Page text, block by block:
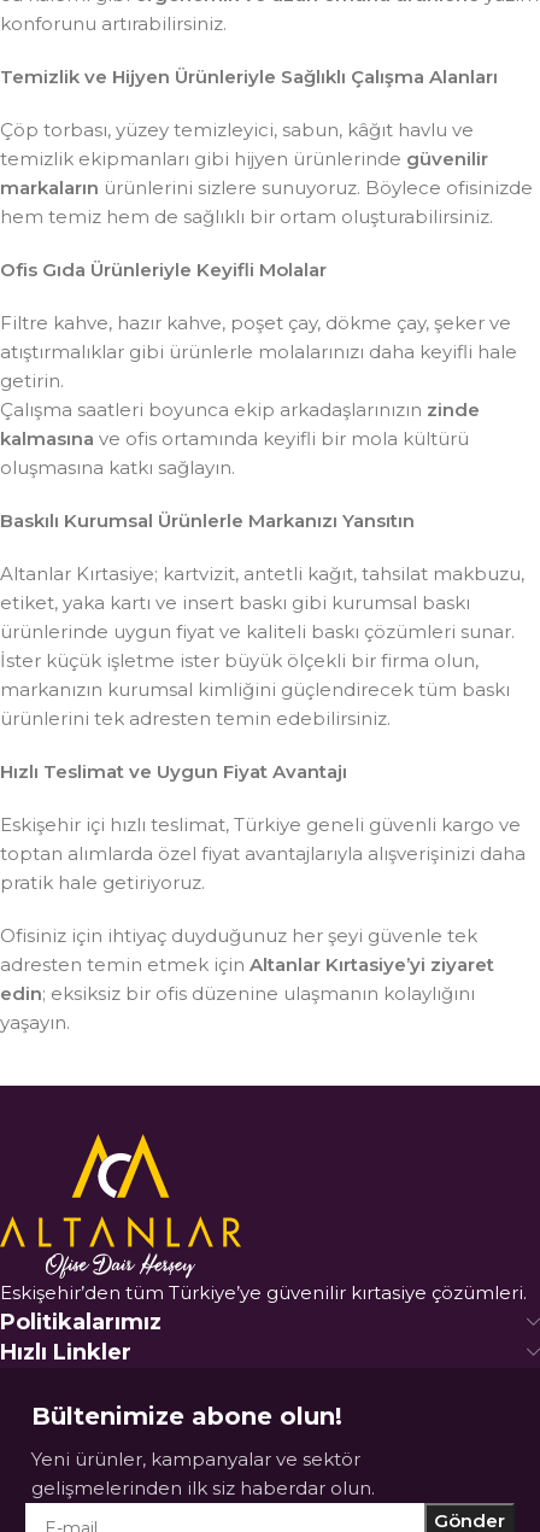
konforunu artırabilirsiniz.
Temizlik ve Hijyen Ürünleriyle Sağlıklı Çalışma Alanları
Çöp torbası, yüzey temizleyici, sabun, kâğıt havlu ve
temizlik ekipmanları gibi hijyen ürünlerinde güvenilir
markaların ürünlerini sizlere sunuyoruz. Böylece ofisinizde
hem temiz hem de sağlıklı bir ortam oluşturabilirsiniz.
Ofis Gıda Ürünleriyle Keyifli Molalar
Filtre kahve, hazır kahve, poşet çay, dökme çay, şeker ve
atıştırmalıklar gibi ürünlerle molalarınızı daha keyifli hale
getirin.
Çalışma saatleri boyunca ekip arkadaşlarınızın zinde
kalmasına ve ofis ortamında keyifli bir mola kültürü
oluşmasına katkı sağlayın.
Baskılı Kurumsal Ürünlerle Markanızı Yansıtın
Altanlar Kırtasiye; kartvizit, antetli kağıt, tahsilat makbuzu,
etiket, yaka kartı ve insert baskı gibi kurumsal baskı
ürünlerinde uygun fiyat ve kaliteli baskı çözümleri sunar.
İster küçük işletme ister büyük ölçekli bir firma olun,
markanızın kurumsal kimliğini güçlendirecek tüm baskı
ürünlerini tek adresten temin edebilirsiniz.
Hızlı Teslimat ve Uygun Fiyat Avantajı
Eskişehir içi hızlı teslimat, Türkiye geneli güvenli kargo ve
toptan alımlarda özel fiyat avantajlarıyla alışverişinizi daha
pratik hale getiriyoruz.
Ofisiniz için ihtiyaç duyduğunuz her şeyi güvenle tek
adresten temin etmek için Altanlar Kırtasiye’yi ziyaret
edin; eksiksiz bir ofis düzenine ulaşmanın kolaylığını
yaşayın.
Eskişehir’den tüm Türkiye’ye güvenilir kırtasiye çözümleri.
Politikalarımız
Hızlı Linkler
Bültenimize abone olun!
Yeni ürünler, kampanyalar ve sektör
gelişmelerinden ilk siz haberdar olun.